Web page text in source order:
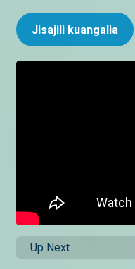
Jisajili kuangalia
Up Next